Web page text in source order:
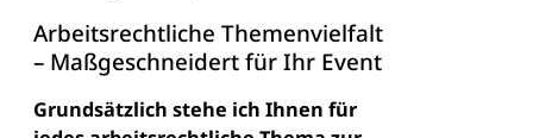
Arbeitsrechtliche Themenvielfalt
– Maßgeschneidert für Ihr Event
Grundsätzlich stehe ich Ihnen für